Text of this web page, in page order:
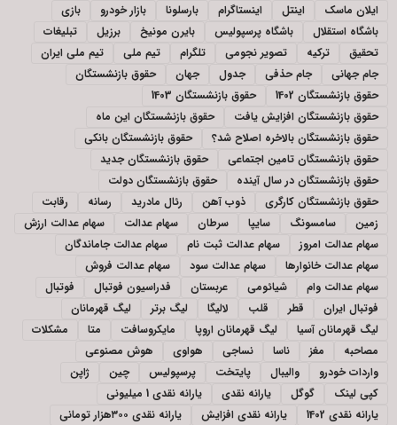
ایلان ماسک
اینتل اینستاگرام بارسلونا بازار خودرو
بازی
باشگاه استقلال
باشگاه پرسپولیس بایرن مونیخ برزیل
تبلیغات
تحقیق
ترکیه تصویر نجومی تلگرام تیم ملی
تیم ملی ایران
جام جهانی
جام حذفی جدول جهان
حقوق بازنشستگان
حقوق بازنشستگان 1402
حقوق بازنشستگان 1403
حقوق بازنشستگان افزایش یافت
حقوق بازنشستگان این ماه
حقوق بازنشستگان بالاخره اصلاح شد؟
حقوق بازنشستگان بانکی
حقوق بازنشستگان تامین اجتماعی
حقوق بازنشستگان جدید
حقوق بازنشستگان در سال آینده
حقوق بازنشستگان دولت
حقوق بازنشستگان کارگری
ذوب آهن رئال مادرید رسانه
رقابت
زمین
سامسونگ سایپا سرطان سهام عدالت
سهام عدالت ارزش
سهام عدالت امروز
سهام عدالت ثبت نام
سهام عدالت جاماندگان
سهام عدالت خانوارها
سهام عدالت سود
سهام عدالت فروش
سهام عدالت وام
شیائومی عربستان فدراسیون فوتبال
فوتبال
فوتبال ایران
قطر قلب لالیگا لیگ برتر
لیگ قهرمانان
لیگ قهرمانان آسیا
لیگ قهرمانان اروپا مایکروسافت متا
مشکلات
مصاحبه
مغز ناسا نساجی هواوی
هوش مصنوعی
واردات خودرو
والیبال پایتخت پرسپولیس چین
ژاپن
کپی لینک
گوگل یارانه نقدی
یارانه نقدی 1 میلیونی
یارانه نقدی 1402
یارانه نقدی افزایش یارانه نقدی ۳۰۰هزار تومانی